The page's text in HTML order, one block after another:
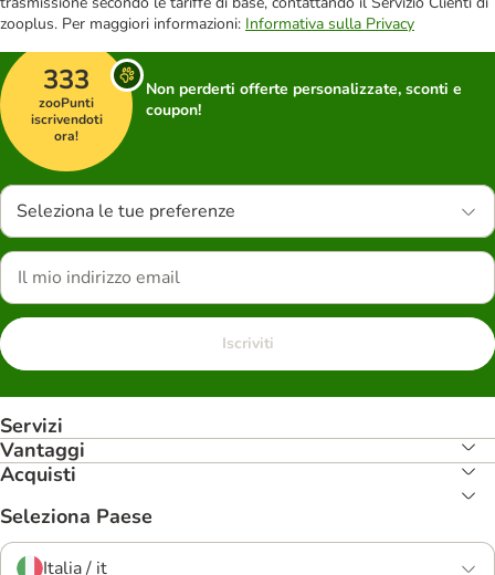
zooplus. Per maggiori informazioni: Informativa sulla Privacy
333
zooPunti
iscrivendoti
ora!
Non perderti offerte personalizzate, sconti e
coupon!
Seleziona le tue preferenze
Iscriviti
Servizi
Vantaggi
Acquisti
Seleziona Paese
Italia / it